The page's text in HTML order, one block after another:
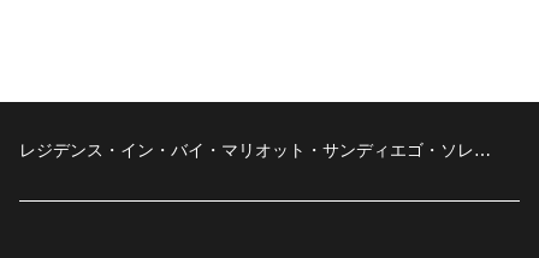
レジデンス・イン・バイ・マリオット・サンディエゴ・ソレン